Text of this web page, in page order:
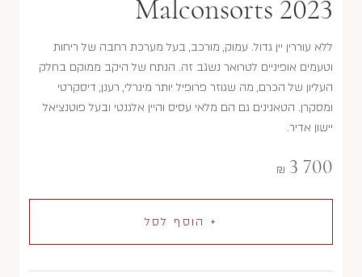
Malconsorts 2023
ללא עוררין יין גדול. עמוק, מורכב, בעל מערכת רחבה של ריחות
וטעמים אופיניים לטרואר נשגב זה. הנתח של היקב ממוקם בחלק
העליון של הכרם, מה שגוזר פרופיל יותר מינרלי, רענן, דיסקרטי
ומסקרן. הטאנינים גם הם מלאי עסיס והיין אלגנטי ובעל פוטנציאל
יישון אדיר.
3 700
₪
+ הוסף לסל